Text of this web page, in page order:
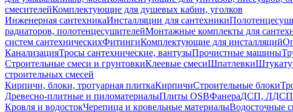
смесителейКомплектующие для душевых кабин, уголков
Инженерная сантехникаИнсталляции для сантехники
радиаторов, полотенцесушителейМонтажные комплекты для
систем сантехническихФитингиКомплектующие для инсталляций
КанализацияТросы сантехнические, вантузыПрочистные машины
Строительные смеси и грунтовкиКлеевые смесиШпатлевки
строительных смесей
Кирпичи, блоки, тротуарная плиткаКирпичиСтроительные блоки
Древесно-плитные и пиломатериалыПлиты OSBФанераДСП, ЛДСП
Кровля и водостокЧерепица и кровельные материалыВодосточные